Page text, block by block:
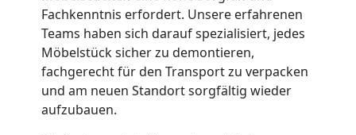
Fachkenntnis erfordert. Unsere erfahrenen
Teams haben sich darauf spezialisiert, jedes
Möbelstück sicher zu demontieren,
fachgerecht für den Transport zu verpacken
und am neuen Standort sorgfältig wieder
aufzubauen.
und
Lagerung